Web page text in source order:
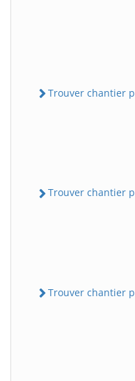
Trouver chantier
Trouver chantier
Trouver chantier